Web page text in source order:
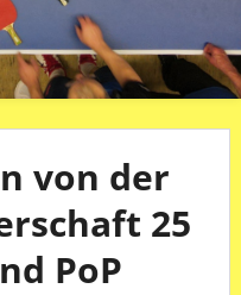
von der
25
PoP